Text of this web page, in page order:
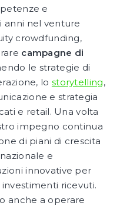
e
anni nel venture
crowdfunding,
campagne di
le strategie di
lo storytelling,
e strategia
e retail. Una volta
impegno continua
di piani di crescita
e
innovative per
ricevuti.
anche a operare